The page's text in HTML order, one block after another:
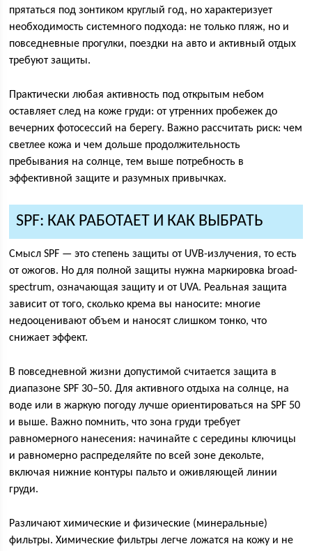
прятаться под зонтиком круглый год, но характеризует
необходимость системного подхода: не только пляж, но и
повседневные прогулки, поездки на авто и активный отдых
требуют защиты.
Практически любая активность под открытым небом
оставляет след на коже груди: от утренних пробежек до
вечерних фотосессий на берегу. Важно рассчитать риск: чем
светлее кожа и чем дольше продолжительность
пребывания на солнце, тем выше потребность в
эффективной защите и разумных привычках.
SPF: КАК РАБОТАЕТ И КАК ВЫБРАТЬ
Смысл SPF — это степень защиты от UVB-излучения, то есть
от ожогов. Но для полной защиты нужна маркировка broad-
spectrum, означающая защиту и от UVA. Реальная защита
зависит от того, сколько крема вы наносите: многие
недооценивают объем и наносят слишком тонко, что
снижает эффект.
В повседневной жизни допустимой считается защита в
диапазоне SPF 30–50. Для активного отдыха на солнце, на
воде или в жаркую погоду лучше ориентироваться на SPF 50
и выше. Важно помнить, что зона груди требует
равномерного нанесения: начинайте с середины ключицы
и равномерно распределяйте по всей зоне декольте,
включая нижние контуры пальто и оживляющей линии
груди.
Различают химические и физические (минеральные)
фильтры. Химические фильтры легче ложатся на кожу и не